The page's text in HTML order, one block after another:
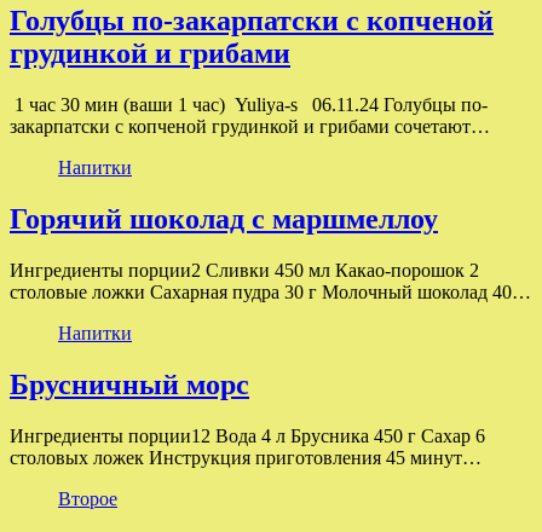
Голубцы по-закарпатски с копченой
грудинкой и грибами
1 час 30 мин (ваши 1 час) Yuliya-s 06.11.24 Голубцы по-
закарпатски с копченой грудинкой и грибами сочетают…
Напитки
Горячий шоколад с маршмеллоу
Ингредиенты порции2 Сливки 450 мл Какао-порошок 2
столовые ложки Сахарная пудра 30 г Молочный шоколад 40…
Напитки
Брусничный морс
Ингредиенты порции12 Вода 4 л Брусника 450 г Сахар 6
столовых ложек Инструкция приготовления 45 минут…
Второе